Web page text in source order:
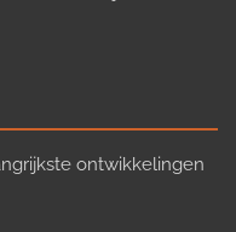
ontwikkelingen